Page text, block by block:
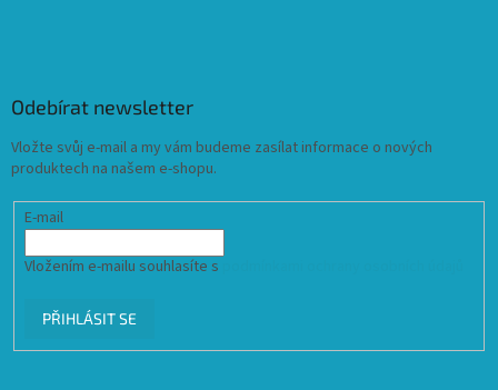
Odebírat newsletter
Vložte svůj e-mail a my vám budeme zasílat informace o nových
produktech na našem e-shopu.
E-mail
Vložením e-mailu souhlasíte s
PŘIHLÁSIT SE